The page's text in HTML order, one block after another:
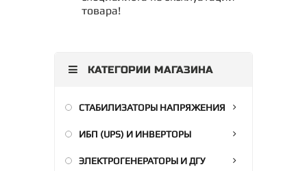
товара!
КАТЕГОРИИ МАГАЗИНА
СТАБИЛИЗАТОРЫ НАПРЯЖЕНИЯ
ИБП (UPS) И ИНВЕРТОРЫ
ЭЛЕКТРОГЕНЕРАТОРЫ И ДГУ